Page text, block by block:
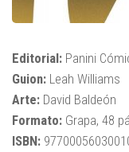
Editorial: Panini
Guion: Leah Williams
Arte: David Baldeón
Formato: Grapa, 48
ISBN: